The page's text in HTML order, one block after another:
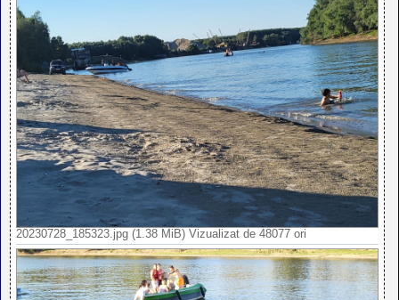
20230728_185323.jpg (1.38 MiB) Vizualizat de 48077 ori